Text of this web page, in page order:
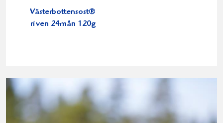
Västerbottensost®
riven 24mån 120g